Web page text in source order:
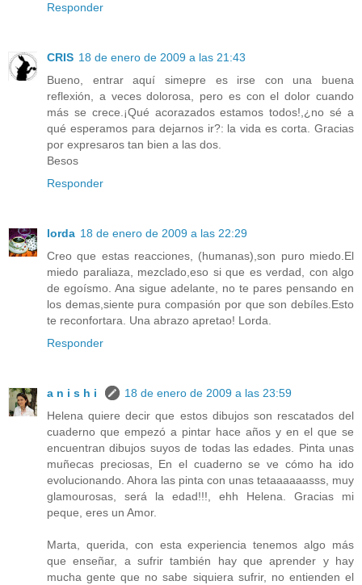
Responder
CRIS 18 de enero de 2009 a las 21:43
Bueno, entrar aquí simepre es irse con una buena
reflexión, a veces dolorosa, pero es con el dolor cuando
más se crece.¡Qué acorazados estamos todos!,¿no sé a
qué esperamos para dejarnos ir?: la vida es corta. Gracias
por expresaros tan bien a las dos.
Besos
Responder
lorda 18 de enero de 2009 a las 22:29
Creo que estas reacciones, (humanas),son puro miedo.El
miedo paraliaza, mezclado,eso si que es verdad, con algo
de egoísmo. Ana sigue adelante, no te pares pensando en
los demas,siente pura compasión por que son debíles.Esto
te reconfortara. Una abrazo apretao! Lorda.
Responder
a n i s h i
18 de enero de 2009 a las 23:59
Helena quiere decir que estos dibujos son rescatados del
cuaderno que empezó a pintar hace años y en el que se
encuentran dibujos suyos de todas las edades. Pinta unas
muñecas preciosas, En el cuaderno se ve cómo ha ido
evolucionando. Ahora las pinta con unas tetaaaaaasss, muy
glamourosas, será la edad!!!, ehh Helena. Gracias mi
peque, eres un Amor.
Marta, querida, con esta experiencia tenemos algo más
que enseñar, a sufrir también hay que aprender y hay
mucha gente que no sabe siquiera sufrir, no entienden el